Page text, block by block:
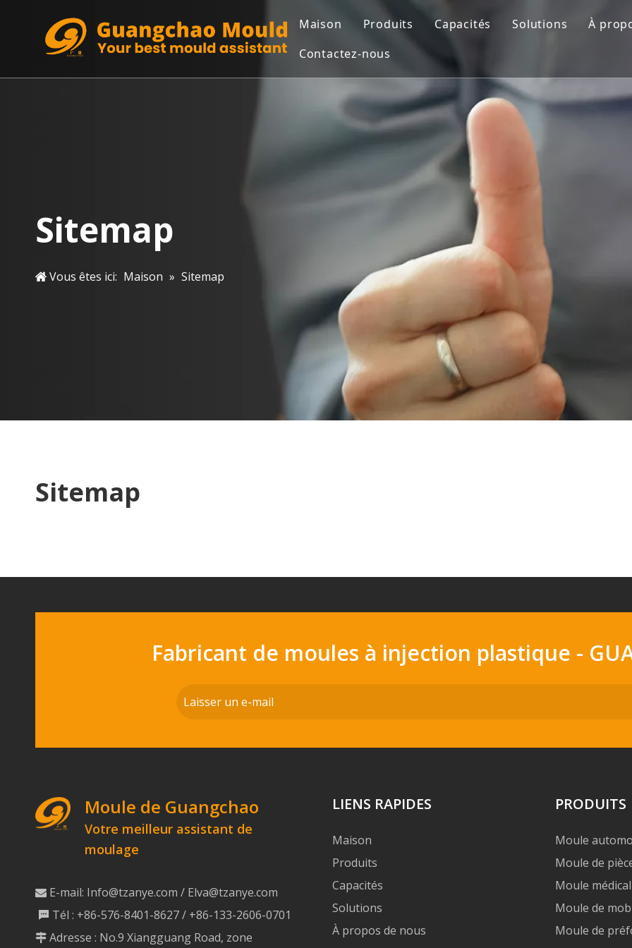
Maison Produits
Moule automobile
Moule de pièces de moto
Moule médical
Moule de mobilier d'extérieur
Moule de préforme PET
Moisissure domestique
Moule pour appareils ménagers
Moule de soufflage
Capacités
Impression 3D
Usinage CNC
Fabrication de moules
Contrôle de qualité
Moulage par injection
Solutions À
Contactez-nous
Sitemap
Vous êtes ici: Maison » Sitemap
Sitemap
Fabricant de moules à injection plastique -
Moule de Guangchao
Votre meilleur assistant de
moulage
 E-mail: Info@tzanye.com / Elva@tzanye.com
 Tél : +86-576-8401-8627 / +86-133-2606-0701
 Adresse : No.9 Xiangguang Road, zone
LIENS RAPIDES
Maison
Produits
Capacités
Solutions
À propos de nous
PRODUITS
Moule
Moule de
Moule médical
Moule de
Moule de